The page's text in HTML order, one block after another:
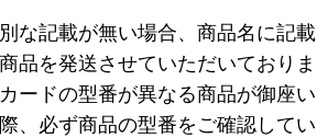
な記載が無い場合、商品名に記載
品を発送させていただいておりま
ードの型番が異なる商品が御座い
、必ず商品の型番をご確認してい